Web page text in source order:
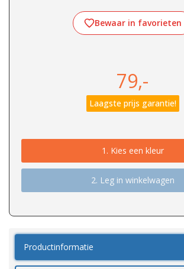
Bewaar in favorieten
79,-
Laagste prijs garantie!
1. Kies een kleur
2. Leg in winkelwagen
Productinformatie